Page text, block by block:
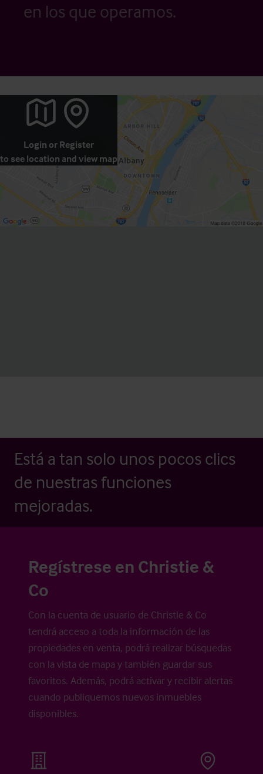
en los que operamos.
Login or Register
to see location and view map
Está a tan solo unos pocos clics
de nuestras funciones
mejoradas.
Regístrese en Christie &
Co
Con la cuenta de usuario de Christie & Co
tendrá acceso a toda la información de las
propiedades en venta, podrá realizar búsquedas
con la vista de mapa y también guardar sus
favoritos. Además, podrá activar y recibir alertas
cuando publiquemos nuevos inmuebles
disponibles.